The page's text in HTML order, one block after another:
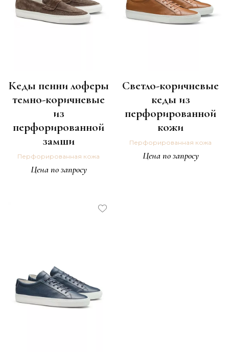
Кеды пенни лоферы
темно-коричневые
из
перфорированной
замши
Перфорированная кожа
Цена по запросу
Светло-коричневые
кеды из
перфорированной
кожи
Перфорированная кожа
Цена по запросу